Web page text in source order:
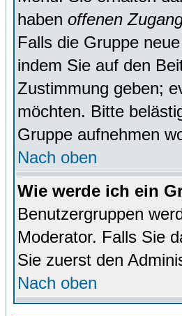
haben offenen
Falls die Gruppe
indem Sie auf den
Zustimmung geben;
möchten. Bitte
Gruppe aufnehmen
Nach oben
Wie werde ich ein
Benutzergruppen
Moderator. Falls Sie
Sie zuerst den
Nach oben